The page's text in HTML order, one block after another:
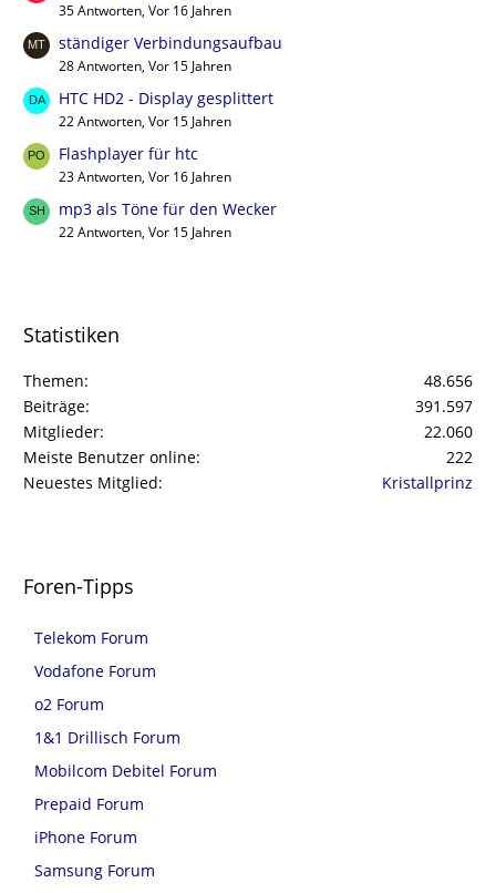
35 Antworten, Vor 16 Jahren
ständiger Verbindungsaufbau
28 Antworten, Vor 15 Jahren
HTC HD2 - Display gesplittert
22 Antworten, Vor 15 Jahren
Flashplayer für htc
23 Antworten, Vor 16 Jahren
mp3 als Töne für den Wecker
22 Antworten, Vor 15 Jahren
Statistiken
Themen
48.656
Beiträge
391.597
Mitglieder
22.060
Meiste Benutzer online
222
Neuestes Mitglied
Kristallprinz
Foren-Tipps
Telekom Forum
Vodafone Forum
o2 Forum
1&1 Drillisch Forum
Mobilcom Debitel Forum
Prepaid Forum
iPhone Forum
Samsung Forum